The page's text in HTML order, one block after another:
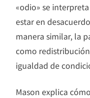
«odio» se
estar en
manera similar, la
como
igualdad de
Mason explica